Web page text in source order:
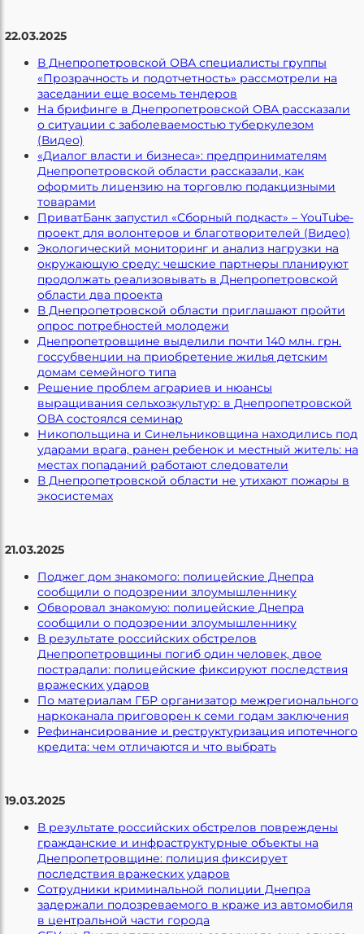
22.03.2025
В Днепропетровской ОВА специалисты группы
«Прозрачность и подотчетность» рассмотрели на
заседании еще восемь тендеров
На брифинге в Днепропетровской ОВА рассказали
о ситуации с заболеваемостью туберкулезом
(Видео)
«Диалог власти и бизнеса»: предпринимателям
Днепропетровской области рассказали, как
оформить лицензию на торговлю подакцизными
товарами
ПриватБанк запустил «Сборный подкаст» – YouTube-
проект для волонтеров и благотворителей (Видео)
Экологический мониторинг и анализ нагрузки на
окружающую среду: чешские партнеры планируют
продолжать реализовывать в Днепропетровской
области два проекта
В Днепропетровской области приглашают пройти
опрос потребностей молодежи
Днепропетровщине выделили почти 140 млн. грн.
госсубвенции на приобретение жилья детским
домам семейного типа
Решение проблем аграриев и нюансы
выращивания сельхозкультур: в Днепропетровской
ОВА состоялся семинар
Никопольщина и Синельниковщина находились под
ударами врага, ранен ребенок и местный житель: на
местах попаданий работают следователи
В Днепропетровской области не утихают пожары в
экосистемах
21.03.2025
Поджег дом знакомого: полицейские Днепра
сообщили о подозрении злоумышленнику
Обворовал знакомую: полицейские Днепра
сообщили о подозрении злоумышленнику
В результате российских обстрелов
Днепропетровщины погиб один человек, двое
пострадали: полицейские фиксируют последствия
вражеских ударов
По материалам ГБР организатор межрегионального
наркоканала приговорен к семи годам заключения
Рефинансирование и реструктуризация ипотечного
кредита: чем отличаются и что выбрать
19.03.2025
В результате российских обстрелов повреждены
гражданские и инфраструктурные объекты на
Днепропетровщине: полиция фиксирует
последствия вражеских ударов
Сотрудники криминальной полиции Днепра
задержали подозреваемого в краже из автомобиля
в центральной части города